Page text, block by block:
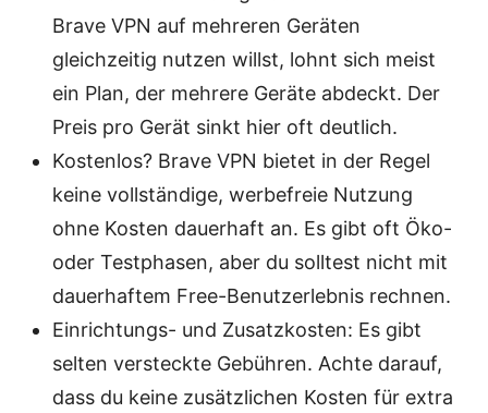
Brave VPN auf mehreren Geräten
gleichzeitig nutzen willst, lohnt sich meist
ein Plan, der mehrere Geräte abdeckt. Der
Preis pro Gerät sinkt hier oft deutlich.
Kostenlos? Brave VPN bietet in der Regel
keine vollständige, werbefreie Nutzung
ohne Kosten dauerhaft an. Es gibt oft Öko-
oder Testphasen, aber du solltest nicht mit
dauerhaftem Free-Benutzerlebnis rechnen.
Einrichtungs- und Zusatzkosten: Es gibt
selten versteckte Gebühren. Achte darauf,
dass du keine zusätzlichen Kosten für extra